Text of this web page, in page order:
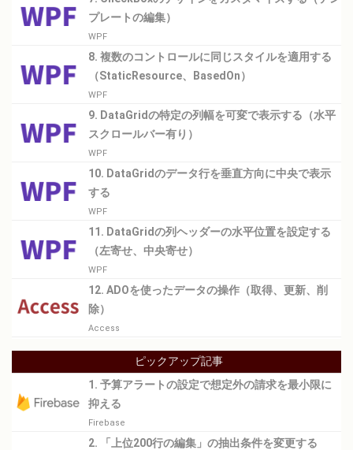
プレートの編集）
WPF
8. 複数のコントロールに同じスタイルを適用する
（StaticResource、BasedOn）
WPF
9. DataGridの特定の列幅を可変で表示する（水平
スクロールバー有り）
WPF
10. DataGridのデータ行を垂直方向に中央で表示
する
WPF
11. DataGridの列ヘッダーの水平位置を設定する
（左寄せ、中央寄せ）
WPF
12. ADOを使ったデータの操作（取得、更新、削
除）
Access
ピックアップ記事
1. 予算アラートの設定で想定外の請求を最小限に
抑える
Firebase
2. 「上位200行の編集」の抽出条件を変更する